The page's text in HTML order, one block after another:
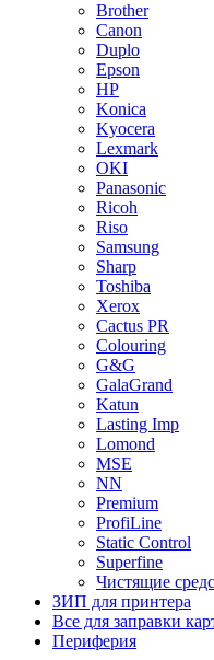
Brother
Canon
Duplo
Epson
HP
Konica
Kyocera
Lexmark
OKI
Panasonic
Ricoh
Riso
Samsung
Sharp
Toshiba
Xerox
Cactus PR
Colouring
G&G
GalaGrand
Katun
Lasting Imp
Lomond
MSE
NN
Premium
ProfiLine
Static Control
Superfine
Чистящие
ЗИП для принтера
Все для заправки
Периферия